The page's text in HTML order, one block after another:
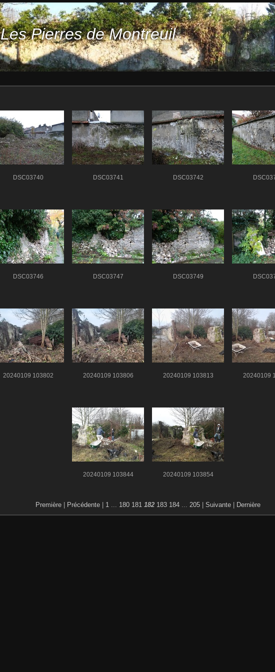
Les Pierres de Montreuil
DSC03740 DSC03741 DSC03742
DSC03746 DSC03747 DSC03749
20240109 103802 20240109 103806 20240109 103813 20240109
20240109 103844 20240109 103854
Première Précédente 1 ... 180 181 182 183 184 ... 205 Suivante Dernière